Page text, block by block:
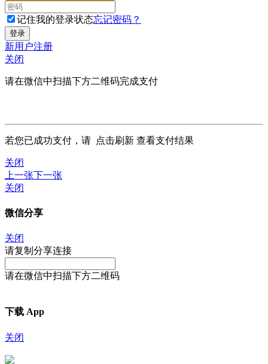
记住我的登录状态忘记密码？
新用户注册
关闭
请在微信中扫描下方二维码完成支付
若您已成功支付，请 点击刷新 查看支付结果
关闭
上一张下一张
关闭
微信分享
关闭
请复制分享连接
请在微信中扫描下方二维码
下载 App
关闭